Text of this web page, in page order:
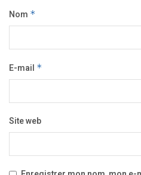
Nom *
E-mail *
Site web